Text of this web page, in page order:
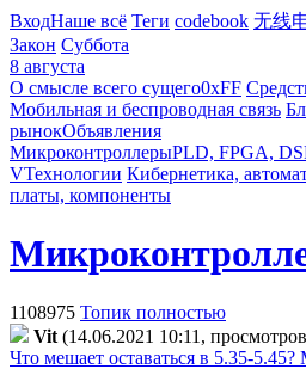
ВходНаше всё Теги codebook 无线
Закон Суббота
8 августа
О смысле всего сущего0xFF
Мобильная и беспроводная связь
рынокОбъявления
МикроконтроллерыPLD, FPGA,
VТехнологии Кибернетика,
платы, компоненты
1108975 Топик полностью
Vit (14.06.2021 10:11,
Что мешает оставаться в 5.35-5.45?